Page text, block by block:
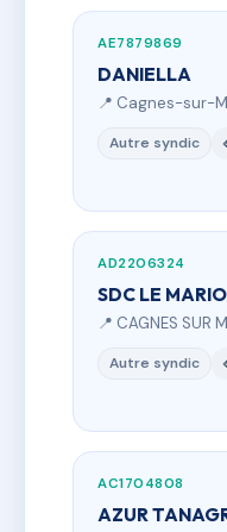
AE7879869
DANIELLA
📍 Cagnes-sur-
Autre syndic
AD2206324
SDC LE
📍 CAGNES SUR
Autre syndic
AC1704808
AZUR